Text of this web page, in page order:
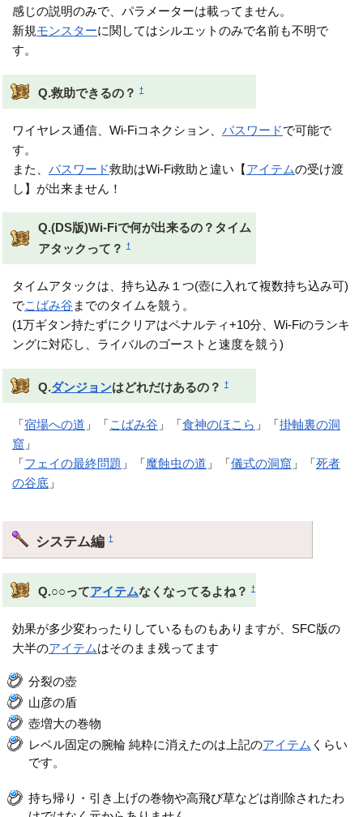
感じの説明のみで、パラメーターは載ってません。
新規モンスターに関してはシルエットのみで名前も不明で
す。
Q.救助できるの？ †
ワイヤレス通信、Wi-Fiコネクション、パスワードで可能で
す。
また、パスワード救助はWi-Fi救助と違い【アイテムの受け渡
し】が出来ません！
Q.(DS版)Wi-Fiで何が出来るの？タイム
アタックって？
†
タイムアタックは、持ち込み１つ(壺に入れて複数持ち込み可)
でこばみ谷 までのタイムを競う。
(1万ギタン持たずにクリアはペナルティ+10分、Wi-Fiのランキ
ングに対応し、ライバルのゴーストと速度を競う)
Q.ダンジョンはどれだけあるの？ †
「宿場への道 」「こばみ谷 」「食神のほこら 」「掛軸裏の洞
窟 」
「フェイの最終問題 」「魔蝕虫の道 」「儀式の洞窟 」「死者
の谷底 」
システム編†
Q.○○ってアイテムなくなってるよね？ †
効果が多少変わったりしているものもありますが、SFC版の
大半のアイテムはそのまま残ってます
分裂の壺
山彦の盾
壺増大の巻物
レベル固定の腕輪 純粋に消えたのは上記のアイテム くらい
です。
持ち帰り・引き上げの巻物や高飛び草などは削除されたわ